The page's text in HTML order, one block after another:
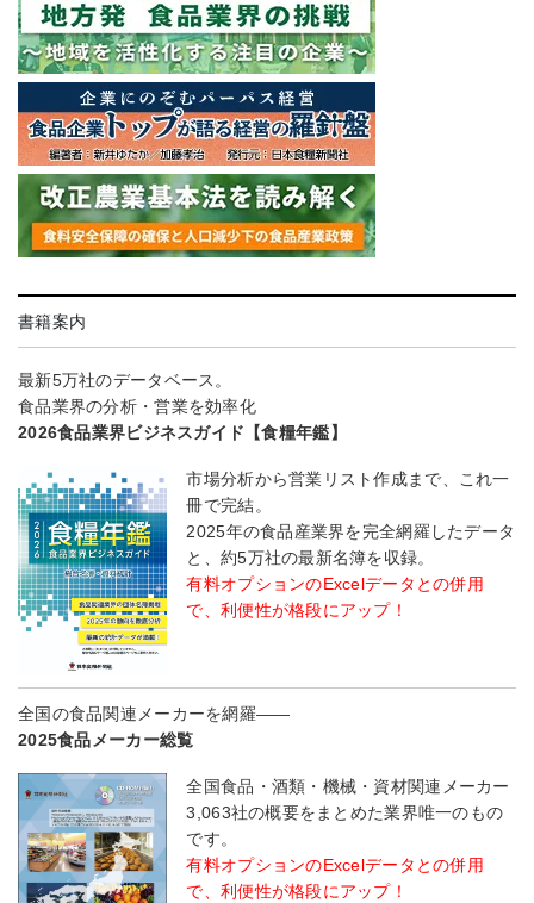
書籍案内
最新5万社のデータベース。
食品業界の分析・営業を効率化
2026食品業界ビジネスガイド【食糧年鑑】
市場分析から営業リスト作成まで、これ一
冊で完結。
2025年の食品産業界を完全網羅したデータ
と、約5万社の最新名簿を収録。
有料オプションのExcelデータとの併用
で、利便性が格段にアップ！
全国の食品関連メーカーを網羅――
2025食品メーカー総覧
全国食品・酒類・機械・資材関連メーカー
3,063社の概要をまとめた業界唯一のもの
です。
有料オプションのExcelデータとの併用
で、利便性が格段にアップ！